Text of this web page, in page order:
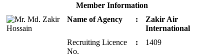
Member Information
Name of Agency
:
Zakir Air
International
Recruiting Licence
No.
: 1409